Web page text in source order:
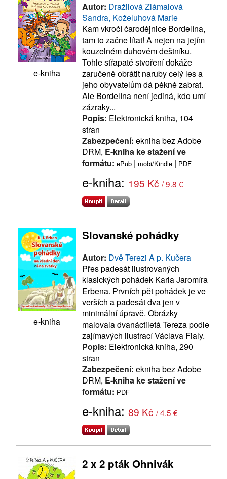
e-kniha
Autor: Dražilová Zlámalová
Sandra, Koželuhová Marie
Kam vkročí čarodějnice Bordelína,
tam to začne lítat! A nejen na jejím
kouzelném duhovém deštníku.
Tohle střapaté stvoření dokáže
zaručeně obrátit naruby celý les a
jeho obyvatelům dá pěkně zabrat.
Ale Bordelína není jediná, kdo umí
zázraky...
Popis: Elektronická kniha, 104
stran
Zabezpečení: ekniha bez Adobe
DRM, E-kniha ke stažení ve
formátu: ePub | mobi/Kindle | PDF
e-kniha: 195 Kč / 9.8 €
e-kniha
Slovanské pohádky
Autor: Dvě Terezi A p. Kučera
Přes padesát ilustrovaných
klasických pohádek Karla Jaromíra
Erbena. Prvních pět pohádek je ve
verších a padesát dva jen v
minimální úpravě. Obrázky
malovala dvanáctiletá Tereza podle
zajímavých ilustrací Václava Fialy.
Popis: Elektronická kniha, 290
stran
Zabezpečení: ekniha bez Adobe
DRM, E-kniha ke stažení ve
formátu: PDF
e-kniha: 89 Kč / 4.5 €
2 x 2 pták Ohnivák